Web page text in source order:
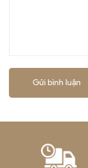
Gửi bình luận